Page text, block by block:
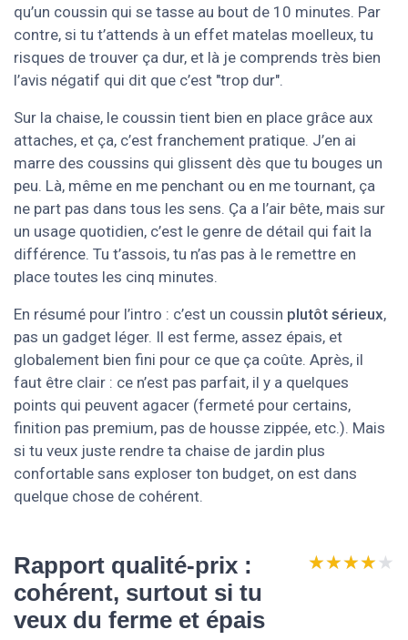
qu’un coussin qui se tasse au bout de 10 minutes. Par
contre, si tu t’attends à un effet matelas moelleux, tu
risques de trouver ça dur, et là je comprends très bien
l’avis négatif qui dit que c’est "trop dur".
Sur la chaise, le coussin tient bien en place grâce aux
attaches, et ça, c’est franchement pratique. J’en ai
marre des coussins qui glissent dès que tu bouges un
peu. Là, même en me penchant ou en me tournant, ça
ne part pas dans tous les sens. Ça a l’air bête, mais sur
un usage quotidien, c’est le genre de détail qui fait la
différence. Tu t’assois, tu n’as pas à le remettre en
place toutes les cinq minutes.
En résumé pour l’intro : c’est un coussin plutôt sérieux,
pas un gadget léger. Il est ferme, assez épais, et
globalement bien fini pour ce que ça coûte. Après, il
faut être clair : ce n’est pas parfait, il y a quelques
points qui peuvent agacer (fermeté pour certains,
finition pas premium, pas de housse zippée, etc.). Mais
si tu veux juste rendre ta chaise de jardin plus
confortable sans exploser ton budget, on est dans
quelque chose de cohérent.
Rapport qualité-prix :
cohérent, surtout si tu
veux du ferme et épais
★★★★★
★★★★★